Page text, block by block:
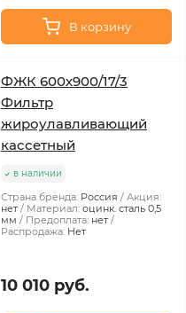
В корзину
ФЖК 600х900/17/3
Фильтр
жироулавливающий
кассетный
в наличии
Страна бренда: Россия
Акция:
нет
Материал: оцинк. сталь 0,5
мм
Предоплата: нет
Распродажа: Нет
10 010 руб.